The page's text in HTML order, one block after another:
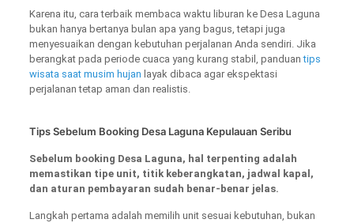
Karena itu, cara terbaik membaca waktu liburan ke Desa Laguna
bukan hanya bertanya bulan apa yang bagus, tetapi juga
menyesuaikan dengan kebutuhan perjalanan Anda sendiri. Jika
berangkat pada periode cuaca yang kurang stabil, panduantips
wisata saat musim hujan layak dibaca agar ekspektasi
perjalanan tetap aman dan realistis.
Tips Sebelum Booking Desa Laguna Kepulauan Seribu
Sebelum booking Desa Laguna, hal terpenting adalah
memastikan tipe unit, titik keberangkatan, jadwal kapal,
dan aturan pembayaran sudah benar-benar jelas.
Langkah pertama adalah memilih unit sesuai kebutuhan, bukan